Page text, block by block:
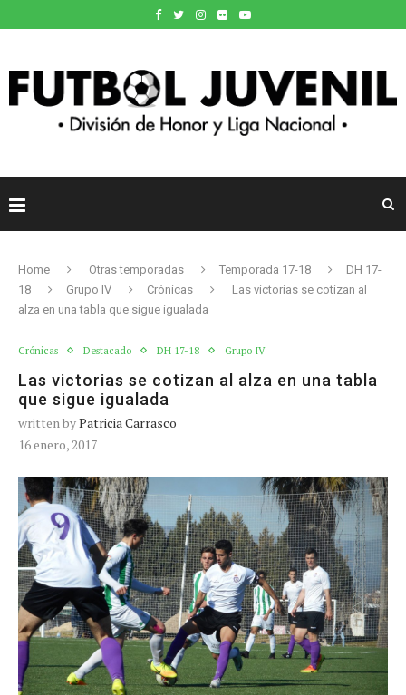
Home Otras temporadas Temporada 17-18
DH 17-
18
Grupo IV Crónicas
Las victorias se cotizan al
alza en una tabla que sigue igualada
Crónicas Destacado DH 17-18 Grupo IV
Las victorias se cotizan al alza en una tabla
que sigue igualada
written byPatricia Carrasco
16 enero, 2017